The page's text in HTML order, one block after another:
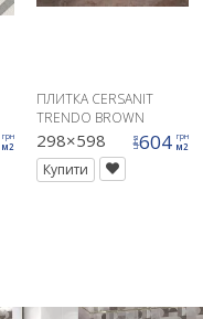
грн
м2
ПЛИТКА CERSANIT
TRENDO BROWN
29,8X59,8
298×598 ціна604 грн
м2
Купити